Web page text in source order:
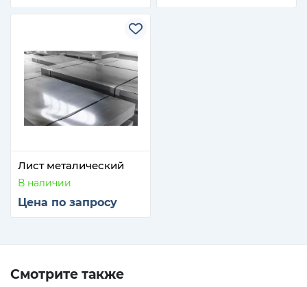
Лист металический
В наличии
Цена по запросу
Смотрите также